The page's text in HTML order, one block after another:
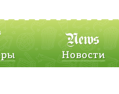
Новости